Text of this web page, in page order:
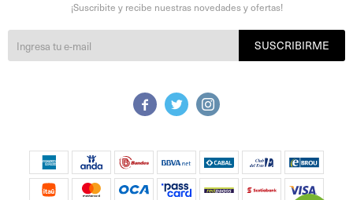
  
¡Suscribite y recibe nuestras novedades y ofertas!
SUSCRIBIRME